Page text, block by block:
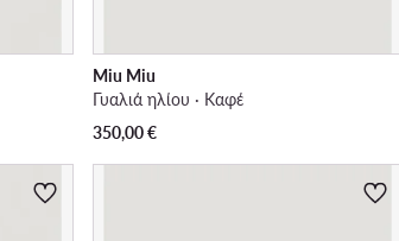
Miu Miu
Γυαλιά ηλίου · Καφέ
350,00€